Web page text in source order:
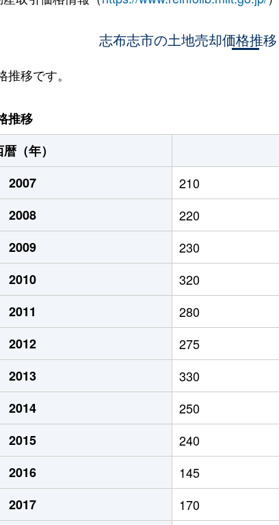
400万円 志布志 徒歩45分
志布志 徒歩45分
540万円
30万円 志布志 徒歩2時間
450万円 志布志 徒歩11分
1,200万円 志布志 徒歩28分
100万円 志布志 徒歩14分
100万円 志布志 徒歩45分
270万円 志布志 徒歩45分
志布志市の土地売却価格推移
移です。
推移
（年）
2007
210
2008
220
2009
230
2010
320
2011
280
2012
275
2013
330
2014
250
2015
240
2016
145
2017
170